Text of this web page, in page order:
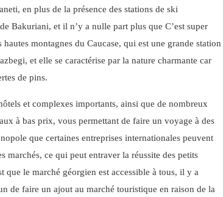
en plus de la présence des stations de ski
Bakuriani, et il n’y a nulle part plus que C’est super
montagnes du Caucase, qui est une grande station
et elle se caractérise par la nature charmante car
de pins.
et complexes importants, ainsi que de nombreux
à bas prix, vous permettant de faire un voyage à des
que certaines entreprises internationales peuvent
marchés, ce qui peut entraver la réussite des petits
que le marché géorgien est accessible à tous, il y a
de faire un ajout au marché touristique en raison de la